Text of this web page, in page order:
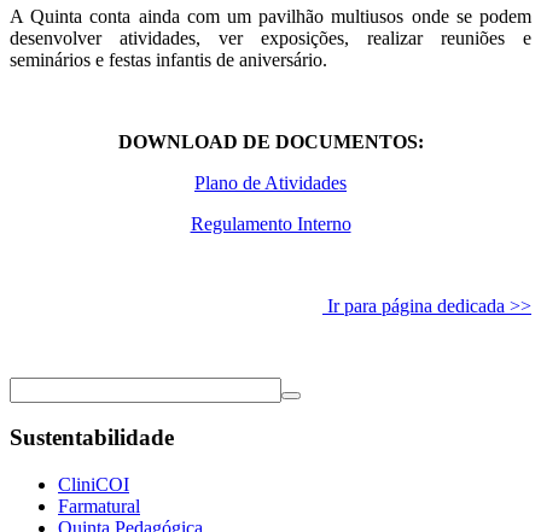
A Quinta conta ainda com um pavilhão multiusos onde se podem
desenvolver atividades, ver exposições, realizar reuniões e
seminários e festas infantis de aniversário.
DOWNLOAD DE DOCUMENTOS:
Plano de Atividades
Regulamento Interno
Ir para página dedicada >>
Sustentabilidade
CliniCOI
Farmatural